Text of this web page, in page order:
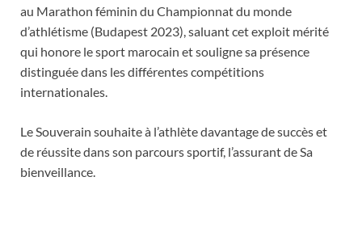
au Marathon féminin du Championnat du monde
d’athlétisme (Budapest 2023), saluant cet exploit mérité
qui honore le sport marocain et souligne sa présence
distinguée dans les différentes compétitions
internationales.
Le Souverain souhaite à l’athlète davantage de succès et
de réussite dans son parcours sportif, l’assurant de Sa
bienveillance.